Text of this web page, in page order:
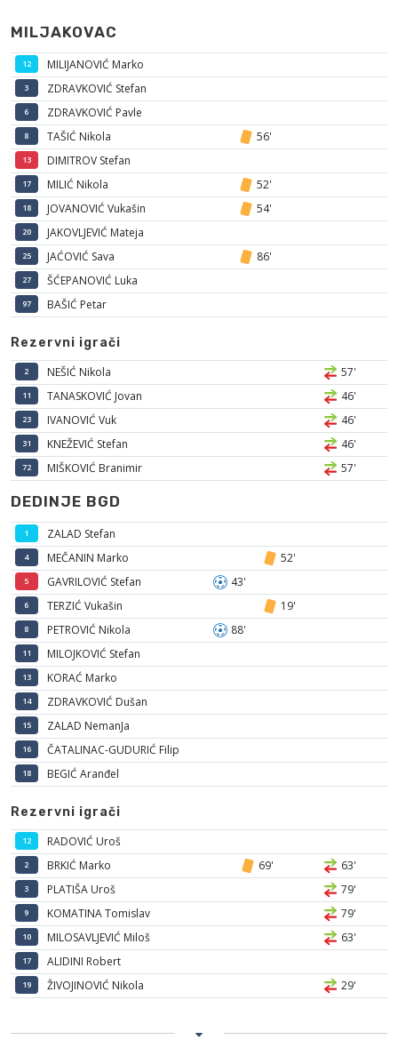
MILJAKOVAC
12 MILIJANOVIĆ Marko
3 ZDRAVKOVIĆ Stefan
6 ZDRAVKOVIĆ Pavle
8 TAŠIĆ Nikola 56'
13 DIMITROV Stefan
17 MILIĆ Nikola 52'
18 JOVANOVIĆ Vukašin 54'
20 JAKOVLJEVIĆ Mateja
25 JAĆOVIĆ Sava 86'
27 ŠĆEPANOVIĆ Luka
97 BAŠIĆ Petar
Rezervni igrači
2 NEŠIĆ Nikola 57'
11 TANASKOVIĆ Jovan 46'
23 IVANOVIĆ Vuk 46'
31 KNEŽEVIĆ Stefan 46'
72 MIŠKOVIĆ Branimir 57'
DEDINJE BGD
1 ZALAD Stefan
4 MEČANIN Marko 52'
5 GAVRILOVIĆ Stefan 43'
6 TERZIĆ Vukašin 19'
8 PETROVIĆ Nikola 88'
11 MILOJKOVIĆ Stefan
13 KORAĆ Marko
14 ZDRAVKOVIĆ Dušan
15 ZALAD NemanJa
16 ČATALINAC-GUDURIĆ Filip
18 BEGIĆ Aranđel
Rezervni igrači
12 RADOVIĆ Uroš
2 BRKIĆ Marko 69' 63'
3 PLATIŠA Uroš 79'
9 KOMATINA Tomislav 79'
10 MILOSAVLJEVIĆ Miloš 63'
17 ALIDINI Robert
19 ŽIVOJINOVIĆ Nikola 29'